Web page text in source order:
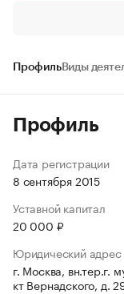
ПрофильВиды
Профиль
Дата регистрации
8 сентября 2015
Уставной капитал
20 000 ₽
Юридический адрес
г. Москва, вн.тер.г.
кт Вернадского, д.